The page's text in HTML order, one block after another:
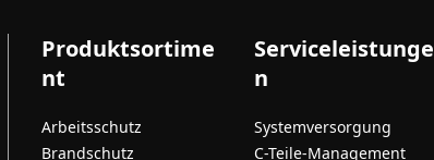
Produktsortime
nt
Arbeitsschutz
Brandschutz
Serviceleistunge
n
Systemversorgung
C-Teile-Management